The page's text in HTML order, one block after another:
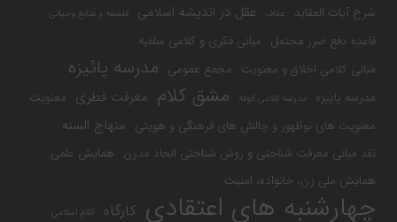
شرح آیات العقاید عفاف عقل در اندیشه اسلامی فلسفه و منابع وحیانی
قاعده دفع ضرر محتمل مبانی فکری و کلامی سلفیه
مبانی کلامی اخلاق و معنویت مجمع عمومی مدرسه پائیزه
مدرسه پاییزه مدرسه کلامی کوفه مشق کلام معرفت فطری معنویت
معنویت های نوظهور و چالش های فرهنگی و هویتی منهاج السنه
نقد مبانی معرفت شناختی و روش شناختی الحاد مدرن همایش علمی
همایش ملی زن، خانواده، امنیت
چهارشنبه های اعتقادی کارگاه کلام اسلامی